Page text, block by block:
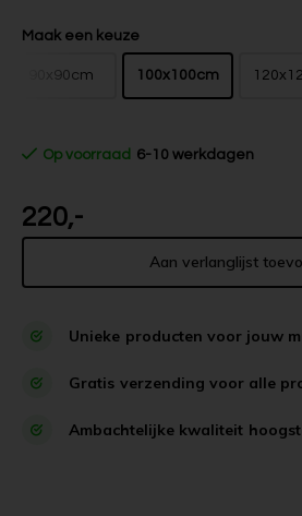
Maak een keuze
90x90cm 100x100cm
Op voorraad 6-10 werkdagen
220,-
Aan verlanglijst
Unieke producten voor jouw
Gratis verzending voor alle
Ambachtelijke kwaliteit